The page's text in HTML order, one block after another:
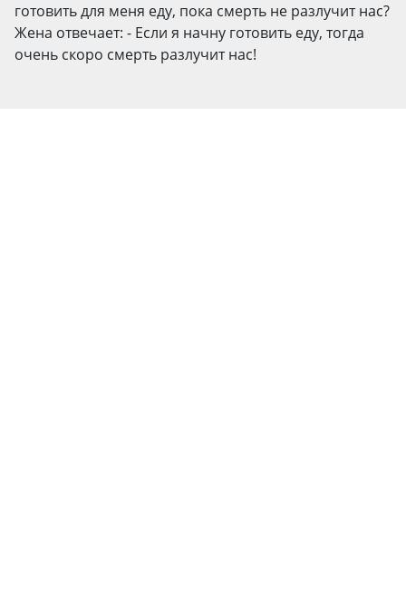
готовить для меня еду, пока смерть не разлучит нас?
Жена отвечает: - Если я начну готовить еду, тогда
очень скоро смерть разлучит нас!